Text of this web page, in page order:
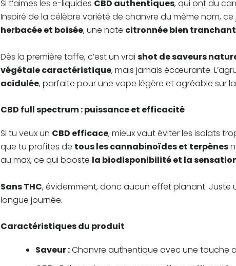
Si t’aimes les e-liquides CBD authentiques, qui ont du
Inspiré de la célèbre variété de chanvre du même nom,
herbacée et boisée, une note citronnée bien
Dès la première taffe, c’est un vrai shot de saveurs
végétale caractéristique, mais jamais écœurante.
acidulée, parfaite pour une vape légère et agréable sur
CBD full spectrum : puissance et efficacité
Si tu veux un CBD efficace, mieux vaut éviter les isolats
que tu profites de tous les cannabinoïdes et terpènes
au max, ce qui booste la biodisponibilité et la
Sans THC, évidemment, donc aucun effet planant. Juste
longue journée.
Caractéristiques du produit
Saveur :Chanvre authentique avec une touche